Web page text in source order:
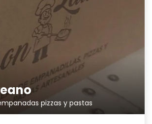
pizzas y pastas